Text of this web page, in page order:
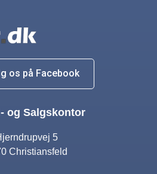
os på Facebook
og Salgskontor
5
Christiansfeld